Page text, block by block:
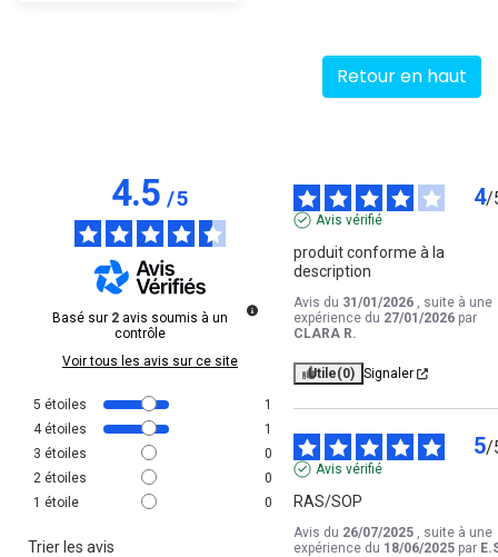
Retour en haut
4.5/5
Basé sur 2 avis soumis à un
contrôle
Voir tous les avis sur ce site
5 étoiles
1
4 étoiles
1
3 étoiles
0
2 étoiles
0
1 étoile 0
Trier les avis
4/
Avis vérifié
produit conforme à la
description
Avis du 31/01/2026 , suite à une
expérience du 27/01/2026 par
CLARA R.
Utile(0) Signaler
5/
Avis vérifié
RAS/SOP
Avis du 26/07/2025 , suite à une
expérience du 18/06/2025 par